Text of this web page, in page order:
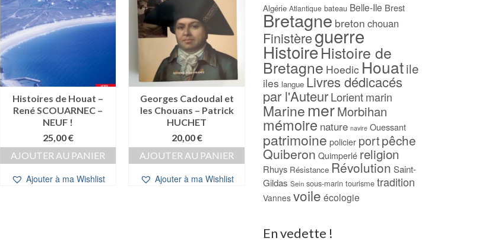
Histoires de Houat –
René SCOUARNEC –
NEUF !
25,00€
AJOUTER AU PANIER
Ajouter à ma Wishlist
Georges Cadoudal et
les Chouans – Patrick
HUCHET
20,00€
AJOUTER AU PANIER
Ajouter à ma Wishlist
Émigrés pendant la
Révolution française
(2) – H. FORNERON
65,00€
AJOUTER AU PANIER
Ajouter à ma Wishlist
– Daniel LE
AJOUTER AU
Ajouter à ma
Algérie Atlantique bateau Belle-Ile Brest
Bretagne breton chouan
Finistèreguerre
HistoireHistoire de
Bretagne Hoedic Houatile
iles langue Livres dédicacés
par l'Auteur Lorient marin
Marine merMorbihan
mémoire nature navire Ouessant
patrimoine policier portpêche
Quiberon Quimperlé religion
Rhuys Résistance Révolution Saint-
Gildas Sein sous-marin tourisme tradition
Vannes voile écologie
En vedette !